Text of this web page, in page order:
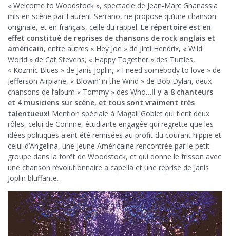
« Welcome to Woodstock », spectacle de Jean-Marc Ghanassia
mis en scène par Laurent Serrano, ne propose qu’une chanson
originale, et en français, celle du rappel. Le répertoire est en
effet constitué de reprises de chansons de rock anglais et
américain, entre autres « Hey Joe » de Jimi Hendrix, « Wild
World » de Cat Stevens, « Happy Together » des Turtles,
« Kozmic Blues » de Janis Joplin, « I need somebody to love » de
Jefferson Airplane, « Blowin’ in the Wind » de Bob Dylan, deux
chansons de l’album « Tommy » des Who…Il y a 8 chanteurs
et 4 musiciens sur scène, et tous sont vraiment très
talentueux! Mention spéciale à Magali Goblet qui tient deux
rôles, celui de Corinne, étudiante engagée qui regrette que les
idées politiques aient été remisées au profit du courant hippie et
celui d’Angelina, une jeune Américaine rencontrée par le petit
groupe dans la forêt de Woodstock, et qui donne le frisson avec
une chanson révolutionnaire a capella et une reprise de Janis
Joplin bluffante.